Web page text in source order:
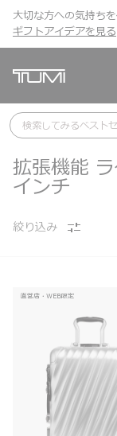
ギフトアイデアを見る
大切な方への気持ち
ギフトアイデアを見る
検索してみるベスト
拡張機能
インチ
絞り込み
直営店・WEB限定